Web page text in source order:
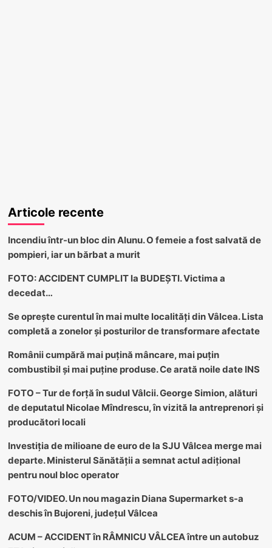
Articole recente
Incendiu într-un bloc din Alunu. O femeie a fost salvată de
pompieri, iar un bărbat a murit
FOTO: ACCIDENT CUMPLIT la BUDEȘTI. Victima a
decedat…
Se oprește curentul în mai multe localități din Vâlcea. Lista
completă a zonelor și posturilor de transformare afectate
Românii cumpără mai puțină mâncare, mai puțin
combustibil și mai puține produse. Ce arată noile date INS
FOTO – Tur de forță în sudul Vâlcii. George Simion, alături
de deputatul Nicolae Mîndrescu, în vizită la antreprenori și
producători locali
Investiția de milioane de euro de la SJU Vâlcea merge mai
departe. Ministerul Sănătății a semnat actul adițional
pentru noul bloc operator
FOTO/VIDEO. Un nou magazin Diana Supermarket s-a
deschis în Bujoreni, județul Vâlcea
ACUM – ACCIDENT în RÂMNICU VÂLCEA între un autobuz